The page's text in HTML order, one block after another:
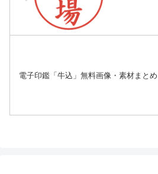
電子印鑑「牛込」無料画像・素材まとめ